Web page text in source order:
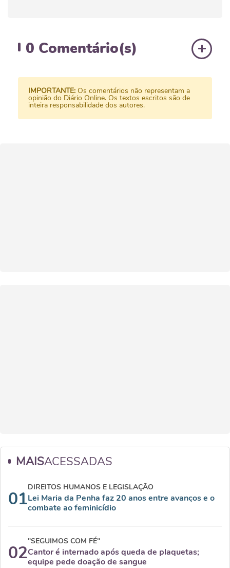
0 Comentário(s)
IMPORTANTE: Os comentários não representam a
opinião do Diário Online. Os textos escritos são de
inteira responsabilidade dos autores.
MAISACESSADAS
01
DIREITOS HUMANOS E LEGISLAÇÃO
Lei Maria da Penha faz 20 anos entre avanços e o
combate ao feminicídio
02
"SEGUIMOS COM FÉ"
Cantor é internado após queda de plaquetas;
equipe pede doação de sangue